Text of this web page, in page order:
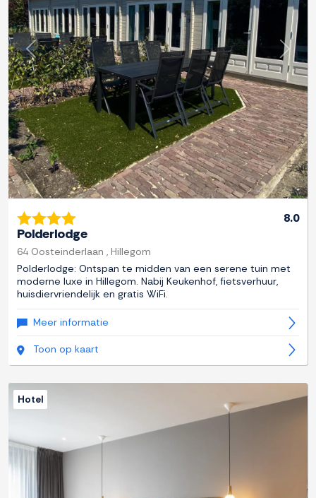
Previous Next
8.0
Polderlodge
64 Oosteinderlaan , Hillegom
Polderlodge: Ontspan te midden van een serene tuin met
moderne luxe in Hillegom. Nabij Keukenhof, fietsverhuur,
huisdiervriendelijk en gratis WiFi.
Meer informatie
Toon op kaart
Hotel